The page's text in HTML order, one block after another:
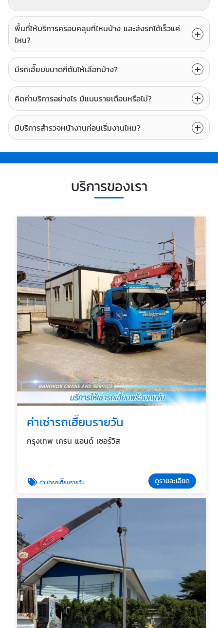
พื้นที่ให้บริการครอบคลุมที่ไหนบ้าง และส่งรถได้เร็วแค่
ไหน?
มีรถเฮี๊ยบขนาดกี่ตันให้เลือกบ้าง?
คิดค่าบริการอย่างไร มีแบบรายเดือนหรือไม่?
มีบริการสำรวจหน้างานก่อนเริ่มงานไหม?
บริการของเรา
ค่าเช่ารถเฮี๊ยบรายวัน
กรุงเทพ เครน แอนด์ เซอร์วิส
ค่าเช่ารถเฮี๊ยบรายวัน ดูรายละเอียด